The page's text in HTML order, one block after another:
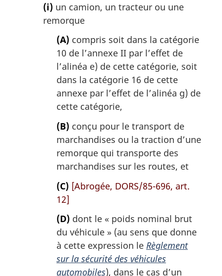
(i) un camion, un tracteur ou une
remorque
(A) compris soit dans la catégorie
10 de l’annexe II par l’effet de
l’alinéa e) de cette catégorie, soit
dans la catégorie 16 de cette
annexe par l’effet de l’alinéa g) de
cette catégorie,
(B) conçu pour le transport de
marchandises ou la traction d’une
remorque qui transporte des
marchandises sur les routes, et
(C) [Abrogée, DORS/85-696, art.
12]
(D) dont le « poids nominal brut
du véhicule » (au sens que donne
à cette expression le Règlement
sur la sécurité des véhicules
automobiles), dans le cas d’un